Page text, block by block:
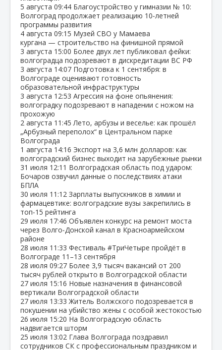
5 августа 09:44 Благоустройство у гимназии № 10:
Волгоград продолжает реализацию 10‑летней
программы развития
4 августа 09:15 Музей СВО у Мамаева
кургана — строительство на финишной прямой
3 августа 15:00 Более двух лет публиковал фейки:
волгоградца подозревают в дискредитации ВС РФ
3 августа 14:07 Подготовка к 1 сентября: в
Волгограде оценивают готовность
образовательной инфраструктуры
3 августа 12:53 Агрессия на фоне опьянения:
волгоградку подозревают в нападении с ножом на
прохожую
2 августа 11:45 Лето, арбузы и веселье: как прошёл
„Арбузный переполох“ в Центральном парке
Волгограда
1 августа 14:16 Экспорт на 3,6 млн долларов: как
волгоградский бизнес выходит на зарубежные рынки
31 июля 12:11 Волгоградская область под ударом:
Бочаров озвучил данные о последствиях атаки
БПЛА
30 июля 11:12 Зарплаты выпускников в химии и
фармацевтике: волгоградские вузы закрепились в
топ‑15 рейтинга
29 июля 17:46 Объявлен конкурс на ремонт моста
через Волго‑Донской канал в Красноармейском
районе
28 июля 11:33 Фестиваль #ТриЧетыре пройдёт в
Волгограде 11–13 сентября
28 июля 09:27 Более 3,9 тысяч вакансий от 200
тысяч рублей открыто в Волгоградской области
27 июля 15:16 Новые назначения в финансовой
вертикали Волгоградской области
27 июля 13:33 Житель Волжского подозревается в
покушении на убийство жены с особой жестокостью
26 июля 15:20 На Волгоградскую область
надвигается шторм
25 июля 13:02 Глава Волгограда поздравил
сотрудников СК с профессиональным праздником и